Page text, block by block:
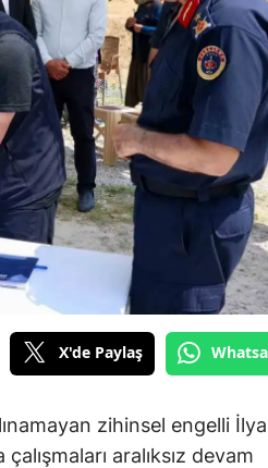
X'de Paylaş
zihinsel engelli
aralıksız devam